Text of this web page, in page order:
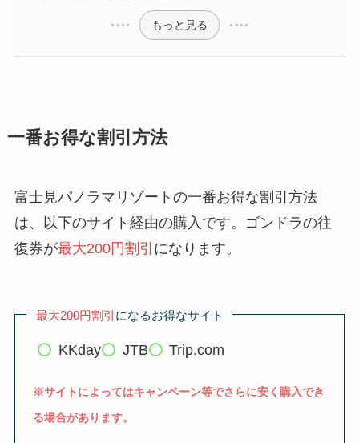
もっと見る
一番お得な割引方法
富士見パノラマリゾートの一番お得な割引方法
は、以下のサイト経由の購入です。ゴンドラの往
復券が最大200円割引 になります。
最大200円割引 になるお得なサイト
KKday JTB Trip.com
※サイトによってはキャンペーン等でさらに安く購入でき
る場合があります。